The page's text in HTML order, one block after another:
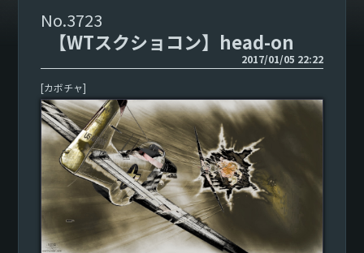
3723
【WTスクショコン】head-on
2017/01/05 22:22
[カボチャ]